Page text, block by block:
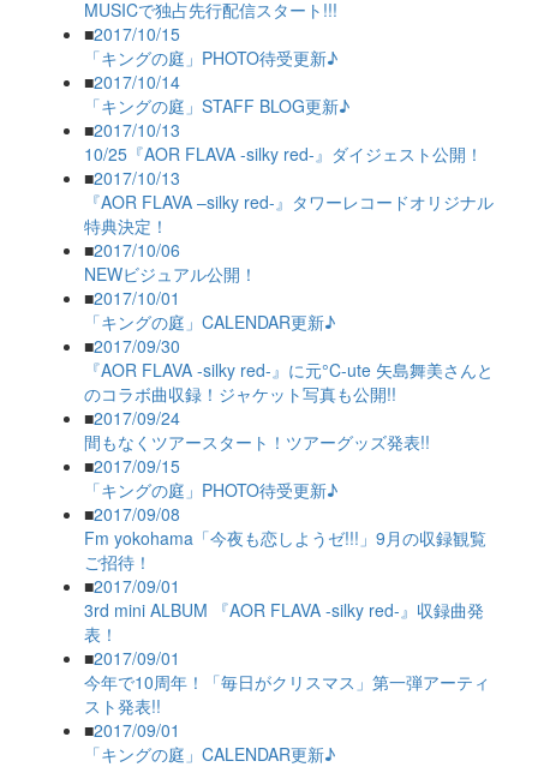
MUSICで独占先行配信スタート!!!
■2017/10/15
「キングの庭」PHOTO待受更新♪
■2017/10/14
「キングの庭」STAFF BLOG更新♪
■2017/10/13
10/25『AOR FLAVA -silky red-』ダイジェスト公開！
■2017/10/13
『AOR FLAVA –silky red-』タワーレコードオリジナル
特典決定！
■2017/10/06
NEWビジュアル公開！
■2017/10/01
「キングの庭」CALENDAR更新♪
■2017/09/30
『AOR FLAVA -silky red-』に元°C-ute 矢島舞美さんと
のコラボ曲収録！ジャケット写真も公開!!
■2017/09/24
間もなくツアースタート！ツアーグッズ発表!!
■2017/09/15
「キングの庭」PHOTO待受更新♪
■2017/09/08
Fm yokohama「今夜も恋しようゼ!!!」9月の収録観覧
ご招待！
■2017/09/01
3rd mini ALBUM 『AOR FLAVA -silky red-』収録曲発
表！
■2017/09/01
今年で10周年！「毎日がクリスマス」第一弾アーティ
スト発表!!
■2017/09/01
「キングの庭」CALENDAR更新♪